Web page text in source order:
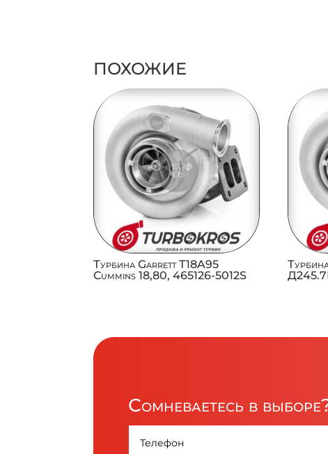
ПОХОЖИЕ
Турбина Garrett T18A95
Cummins 18,80, 465126-5012S
Сомневаетесь в